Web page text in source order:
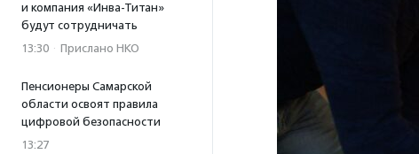
и компания «Инва-Титан»
будут сотрудничать
13:30 · Прислано НКО
Пенсионеры Самарской
области освоят правила
цифровой безопасности
13:27